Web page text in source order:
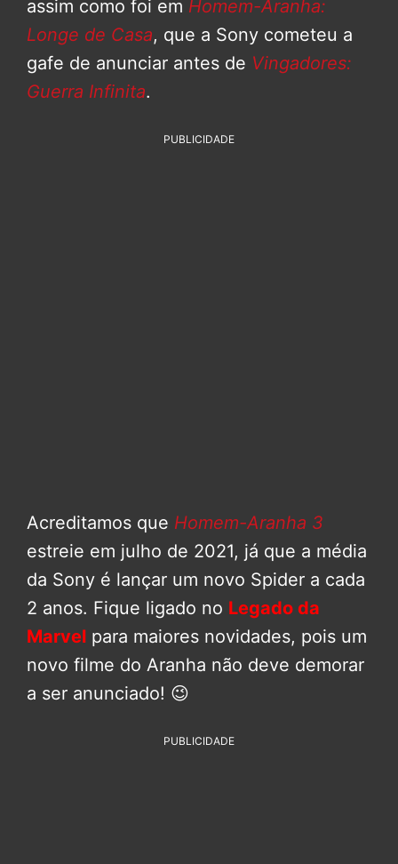
assim como foi em Homem-Aranha:
Longe de Casa, que a Sony cometeu a
gafe de anunciar antes de Vingadores:
Guerra Infinita.
PUBLICIDADE
Acreditamos que Homem-Aranha 3
estreie em julho de 2021, já que a média
da Sony é lançar um novo Spider a cada
2 anos. Fique ligado no Legado da
Marvel para maiores novidades, pois um
novo filme do Aranha não deve demorar
a ser anunciado! 😉
PUBLICIDADE